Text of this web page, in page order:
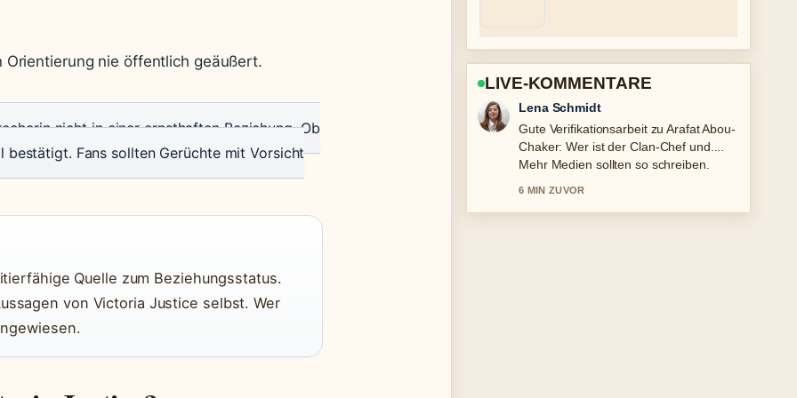
Orientierung nie öffentlich geäußert.
nicht in einer ernsthaften Beziehung. Ob
Fans sollten Gerüchte mit Vorsicht
Quelle zum Beziehungsstatus.
von Victoria Justice selbst. Wer
LIVE-KOMMENTARE
Felix Meyer
Starke Einordnung zu Gianna Nannini:
Partner, Kind, Krankheit zum 70..... Das
ist die klarste Zusammenfassung, die